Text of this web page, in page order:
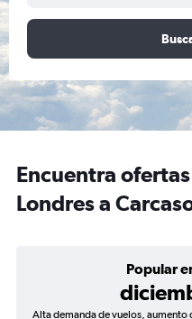
Encuentra
Londres a
Popular
Alta demanda de vuelos, aumento